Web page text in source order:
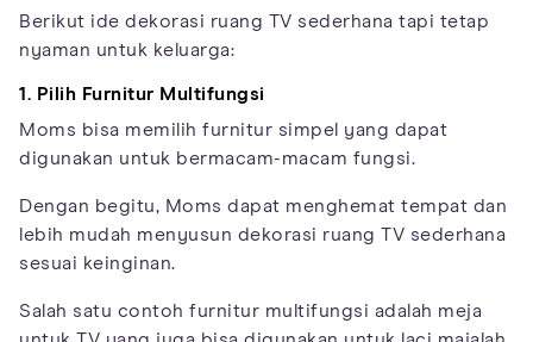
Berikut ide dekorasi ruang TV sederhana tapi tetap
nyaman untuk keluarga:
1. Pilih Furnitur Multifungsi
Moms bisa memilih furnitur simpel yang dapat
digunakan untuk bermacam-macam fungsi.
Dengan begitu, Moms dapat menghemat tempat dan
lebih mudah menyusun dekorasi ruang TV sederhana
sesuai keinginan.
Salah satu contoh furnitur multifungsi adalah meja